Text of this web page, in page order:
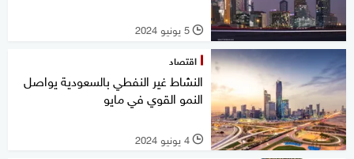
l 5 يونيو 2024
اقتصاد
النشاط غير النفطي بالسعودية يواصل
النمو القوي في مايو
l 4 يونيو 2024